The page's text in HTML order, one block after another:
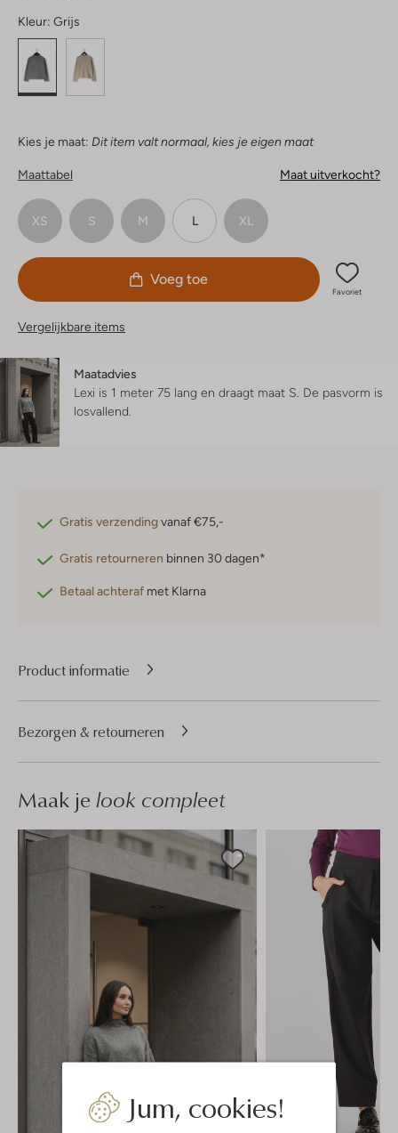
Jum, cookies!
Kleur: Grijs
Kies je maat: Dit item valt normaal, kies je eigen maat
Maattabel Maat uitverkocht?
XS S M L XL
Voeg toe
Favoriet
Vergelijkbare items
Maatadvies
Lexi is 1 meter 75 lang en draagt maat S. De pasvorm is
losvallend
Gratis verzendingvanaf €75,-
Gratis retourneren binnen 30 dagen*
Betaal achteraf met Klarna
Product informatie
Bezorgen & retourneren
Maak je look compleet